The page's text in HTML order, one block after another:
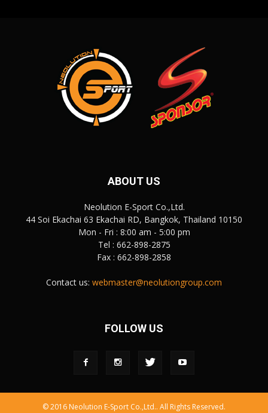
ABOUT US
Neolution E-Sport Co.,Ltd.
44 Soi Ekachai 63 Ekachai RD, Bangkok, Thailand 10150
Mon - Fri : 8:00 am - 5:00 pm
Tel : 662-898-2875
Fax : 662-898-2858
Contact us: webmaster@neolutiongroup.com
FOLLOW US
© 2016 Neolution E-Sport Co.,Ltd.. All Rights Reserved.